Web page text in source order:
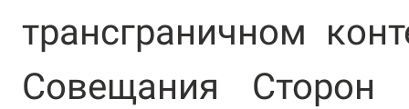
трансграничном
Совещания Сторон